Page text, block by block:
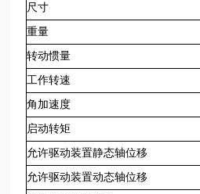
尺寸
重量
转动惯量
工作转速
角加速度
启动转矩
允许驱动装置静态轴位移
允许驱动装置动态轴位移